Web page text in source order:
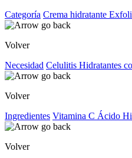
Categoría Crema hidratante
Volver
Necesidad Celulitis Hidratantes
Volver
Ingredientes Vitamina C Ácido
Volver